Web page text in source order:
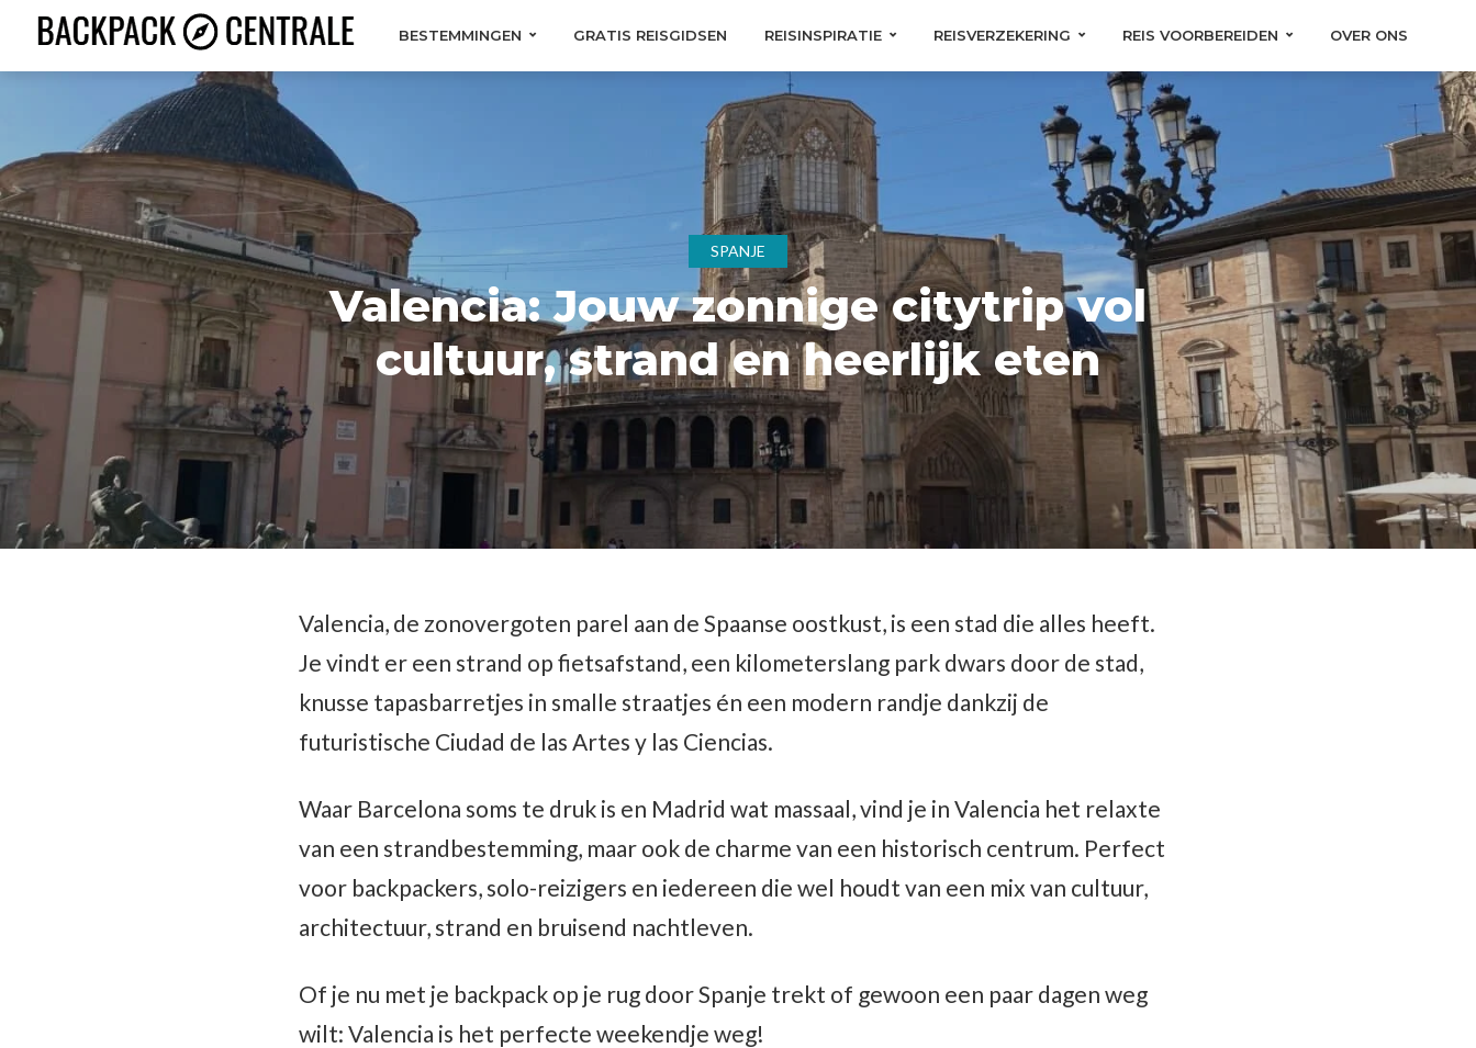
BESTEMMINGEN GRATIS REISGIDSEN REISINSPIRATIE REISVERZEKERING REIS VOORBEREIDEN OVER ONS
SPANJE
Valencia: Jouw zonnige citytrip vol
cultuur, strand en heerlijk eten
Valencia, de zonovergoten parel aan de Spaanse oostkust, is een stad die alles heeft.
Je vindt er een strand op fietsafstand, een kilometerslang park dwars door de stad,
knusse tapasbarretjes in smalle straatjes én een modern randje dankzij de
futuristische Ciudad de las Artes y las Ciencias.
Waar Barcelona soms te druk is en Madrid wat massaal, vind je in Valencia het relaxte
van een strandbestemming, maar ook de charme van een historisch centrum. Perfect
voor backpackers, solo-reizigers en iedereen die wel houdt van een mix van cultuur,
architectuur, strand en bruisend nachtleven.
Of je nu met je backpack op je rug door Spanje trekt of gewoon een paar dagen weg
wilt: Valencia is het perfecte weekendje weg!